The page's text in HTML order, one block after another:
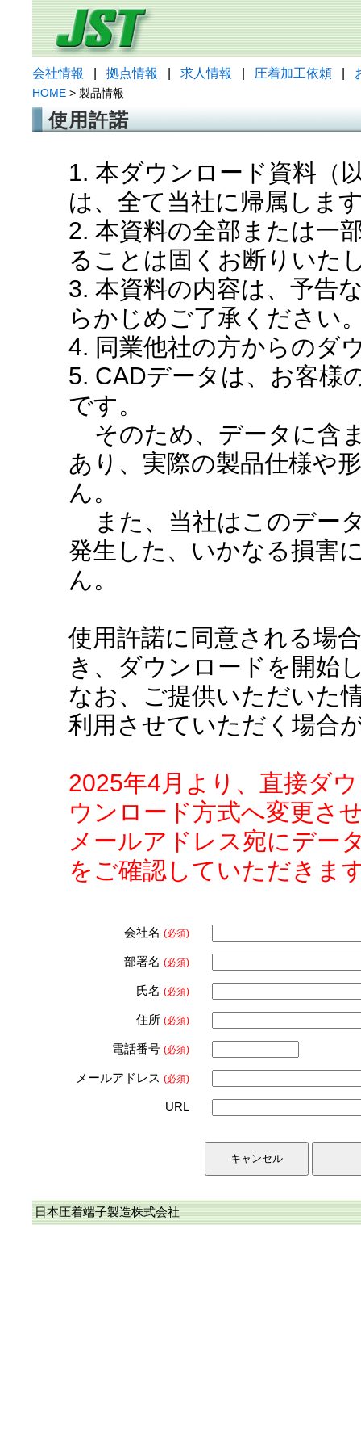
会社情報 拠点情報 求人情報 圧着加工依頼
HOME > 製品情報
使用許諾
1. 本ダウンロード資料（
は、全て当社に帰属しま
2. 本資料の全部または一
ることは固くお断りいた
3. 本資料の内容は、予告
らかじめご了承ください
4. 同業他社の方からのダ
5. CADデータは、お客様
です。
そのため、データに含
あり、実際の製品仕様や
ん。
また、当社はこのデー
発生した、いかなる損害
ん。
使用許諾に同意される場
き、ダウンロードを開始
なお、ご提供いただいた
利用させていただく場合
2025年4月より、直接ダ
ウンロード方式へ変更さ
メールアドレス宛にデー
をご確認していただきま
会社名 (必須)
部署名 (必須)
氏名 (必須)
住所 (必須)
電話番号 (必須)
メールアドレス (必須)
URL
日本圧着端子製造株式会社